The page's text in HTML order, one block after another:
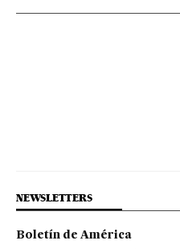
NEWSLETTERS
Boletín de América